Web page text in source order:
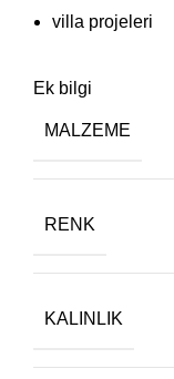
villa projeleri
Ek bilgi
MALZEME
RENK
KALINLIK